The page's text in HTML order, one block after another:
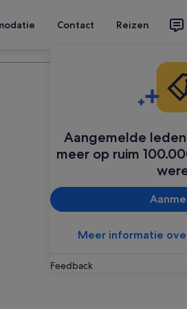
Contact Reizen
Aangemelde
meer op ruim
Meer informatie
Feedback